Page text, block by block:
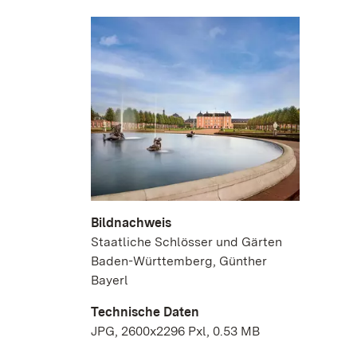
Bildnachweis
Staatliche Schlösser und Gärten
Baden-Württemberg, Günther
Bayerl
Technische Daten
JPG, 2600x2296 Pxl, 0.53 MB